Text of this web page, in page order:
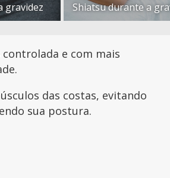
gravidez Shiatsu durante a
controlada e com mais
das costas, evitando
sua postura.